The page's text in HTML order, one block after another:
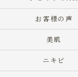
お客様の声
美肌
ニキビ